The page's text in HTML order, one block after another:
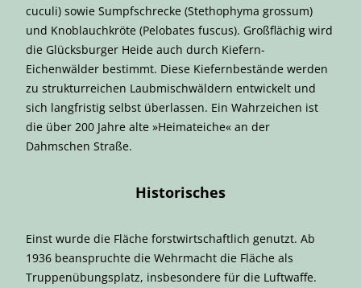
cuculi) sowie Sumpfschrecke (Stethophyma grossum)
und Knoblauchkröte (Pelobates fuscus). Großflächig wird
die Glücksburger Heide auch durch Kiefern-
Eichenwälder bestimmt. Diese Kiefernbestände werden
zu strukturreichen Laubmischwäldern entwickelt und
sich langfristig selbst überlassen. Ein Wahrzeichen ist
die über 200 Jahre alte »Heimateiche« an der
Dahmschen Straße.
Historisches
Einst wurde die Fläche forstwirtschaftlich genutzt. Ab
1936 beanspruchte die Wehrmacht die Fläche als
Truppenübungsplatz, insbesondere für die Luftwaffe.